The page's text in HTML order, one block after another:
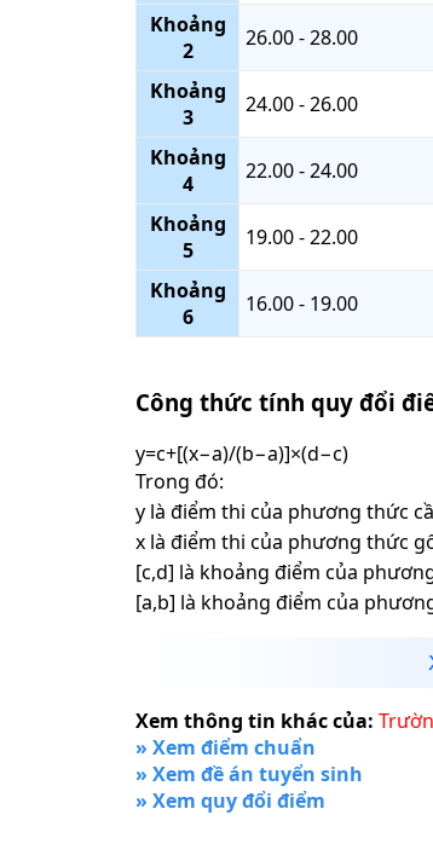
Khoảng
2
26.00 - 28.00
Khoảng
3
24.00 - 26.00
Khoảng
4
22.00 - 24.00
Khoảng
5
19.00 - 22.00
Khoảng
6
16.00 - 19.00
Công thức tính quy đổi
y=c+[(x−a)/(b−a)]×(d−c)
Trong đó:
y là điểm thi của phương thức
x là điểm thi của phương thức
[c,d] là khoảng điểm của
[a,b] là khoảng điểm của
Xem thông tin khác của:
» Xem điểm chuẩn
» Xem đề án tuyển sinh
» Xem quy đổi điểm